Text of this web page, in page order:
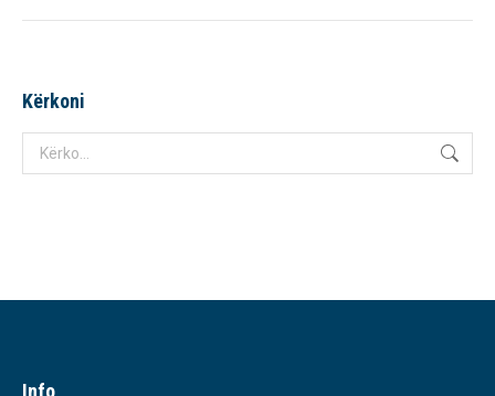
Kërkoni
Search: